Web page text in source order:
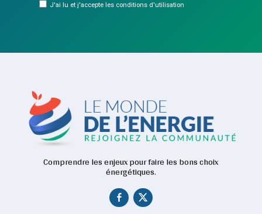
J'ai lu et j'accepte les conditions d'utilisation
Comprendre les enjeux pour faire les bons choix
énergétiques.